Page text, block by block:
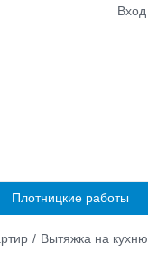
Вход
Плотницкие работы
/ Вытяжка на кухню